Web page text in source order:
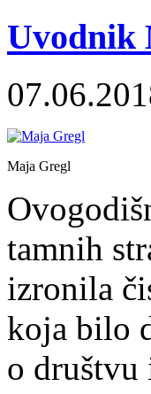
Uvodnik
Maja Gregl
tamnih
izronila
koja bilo
o